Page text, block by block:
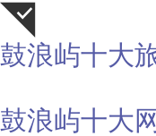
鼓浪屿十大
鼓浪屿十大